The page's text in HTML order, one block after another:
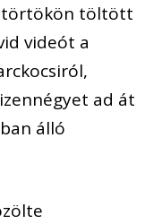
töltött
videót a
ad át
álló